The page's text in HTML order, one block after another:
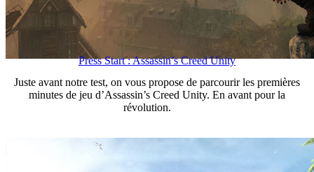
Press Start : Assassin’s Creed Unity
Juste avant notre test, on vous propose de parcourir les premières
minutes de jeu d’Assassin’s Creed Unity. En avant pour la
révolution.